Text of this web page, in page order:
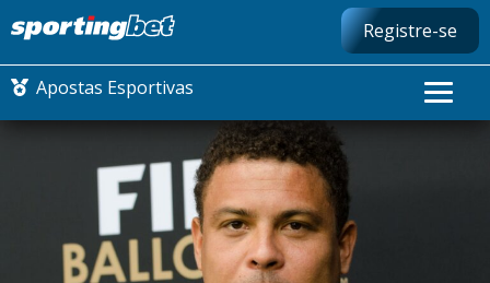
Registre-se
Apostas Esportivas
CONMEBOL LIBERTADORES
FUTEBOL NACIONAL